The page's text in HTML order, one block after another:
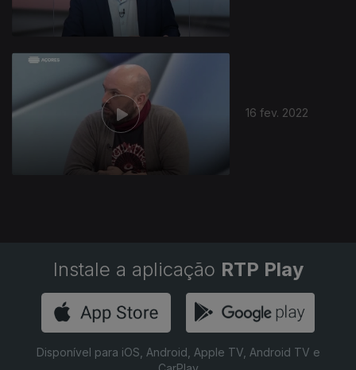
16 fev. 2022
Instale a aplicação RTP Play
Disponível para iOS, Android, Apple TV, Android TV e